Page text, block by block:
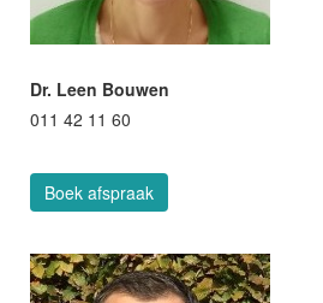
Dr. Leen Bouwen
011 42 11 60
Boek afspraak